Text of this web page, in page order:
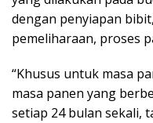
dengan penyiapan
pemeliharaan, proses
“Khusus untuk masa
masa panen yang
setiap 24 bulan sekali,